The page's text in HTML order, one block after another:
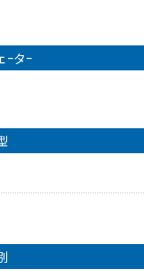
ｰタｰ